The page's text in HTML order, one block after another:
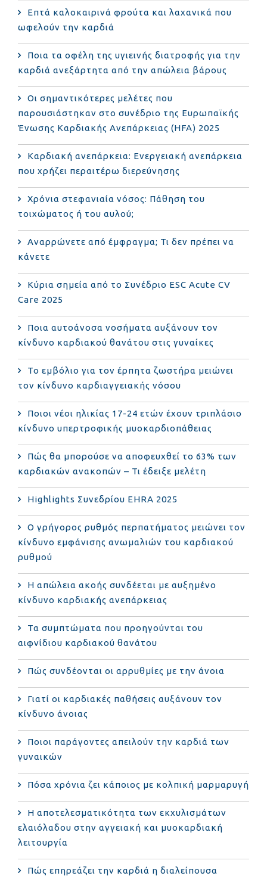
Επτά καλοκαιρινά φρούτα και λαχανικά που
ωφελούν την καρδιά
Ποια τα οφέλη της υγιεινής διατροφής για την
καρδιά ανεξάρτητα από την απώλεια βάρους
Οι σημαντικότερες μελέτες που
παρουσιάστηκαν στο συνέδριο της Ευρωπαϊκής
Ένωσης Καρδιακής Ανεπάρκειας (HFA) 2025
Καρδιακή ανεπάρκεια: Ενεργειακή ανεπάρκεια
που χρήζει περαιτέρω διερεύνησης
Χρόνια στεφανιαία νόσος: Πάθηση του
τοιχώματος ή του αυλού;
Αναρρώνετε από έμφραγμα; Τι δεν πρέπει να
κάνετε
Κύρια σημεία από το Συνέδριο ESC Acute CV
Care 2025
Ποια αυτοάνοσα νοσήματα αυξάνουν τον
κίνδυνο καρδιακού θανάτου στις γυναίκες
Το εμβόλιο για τον έρπητα ζωστήρα μειώνει
τον κίνδυνο καρδιαγγειακής νόσου
Ποιοι νέοι ηλικίας 17-24 ετών έχουν τριπλάσιο
κίνδυνο υπερτροφικής μυοκαρδιοπάθειας
Πώς θα μπορούσε να αποφευχθεί το 63% των
καρδιακών ανακοπών – Τι έδειξε μελέτη
Highlights Συνεδρίου EHRA 2025
Ο γρήγορος ρυθμός περπατήματος μειώνει τον
κίνδυνο εμφάνισης ανωμαλιών του καρδιακού
ρυθμού
Η απώλεια ακοής συνδέεται με αυξημένο
κίνδυνο καρδιακής ανεπάρκειας
Τα συμπτώματα που προηγούνται του
αιφνίδιου καρδιακού θανάτου
Πώς συνδέονται οι αρρυθμίες με την άνοια
Γιατί οι καρδιακές παθήσεις αυξάνουν τον
κίνδυνο άνοιας
Ποιοι παράγοντες απειλούν την καρδιά των
γυναικών
Πόσα χρόνια ζει κάποιος με κολπική μαρμαρυγή
Η αποτελεσματικότητα των εκχυλισμάτων
ελαιόλαδου στην αγγειακή και μυοκαρδιακή
λειτουργία
Πώς επηρεάζει την καρδιά η διαλείπουσα